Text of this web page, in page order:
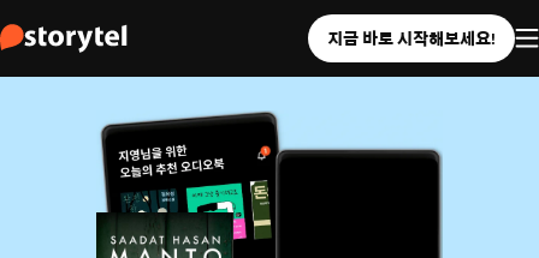
지금 바로 시작해보세요!